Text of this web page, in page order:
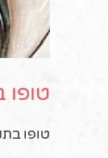
טופו